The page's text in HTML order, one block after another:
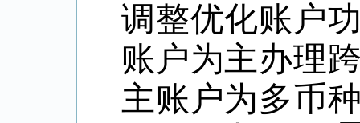
调整优化账户
账户为主办理
主账户为多币